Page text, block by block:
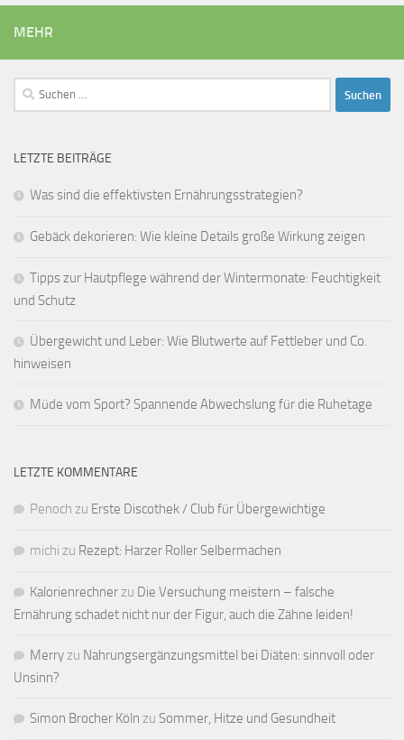
MEHR
Suchen
nach:
LETZTE BEITRÄGE
Was sind die effektivsten Ernährungsstrategien?
Gebäck dekorieren: Wie kleine Details große Wirkung zeigen
Tipps zur Hautpflege während der Wintermonate: Feuchtigkeit
und Schutz
Übergewicht und Leber: Wie Blutwerte auf Fettleber und Co.
hinweisen
Müde vom Sport? Spannende Abwechslung für die Ruhetage
LETZTE KOMMENTARE
Penoch zu Erste Discothek / Club für Übergewichtige
michi zu Rezept: Harzer Roller Selbermachen
Kalorienrechnerzu Die Versuchung meistern – falsche
Ernährung schadet nicht nur der Figur, auch die Zähne leiden!
Merryzu Nahrungsergänzungsmittel bei Diäten: sinnvoll oder
Unsinn?
Simon Brocher Köln zu Sommer, Hitze und Gesundheit